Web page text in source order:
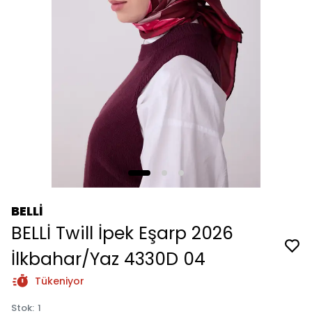
BELLİ
BELLİ Twill İpek Eşarp 2026
İlkbahar/Yaz 4330D 04
Tükeniyor
Stok: 1